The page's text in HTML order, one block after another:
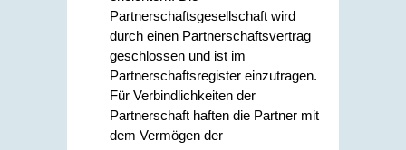
Partnerschaftsgesellschaft wird
durch einen Partnerschaftsvertrag
geschlossen und ist im
Partnerschaftsregister einzutragen.
Für Verbindlichkeiten der
Partnerschaft haften die Partner mit
dem Vermögen der